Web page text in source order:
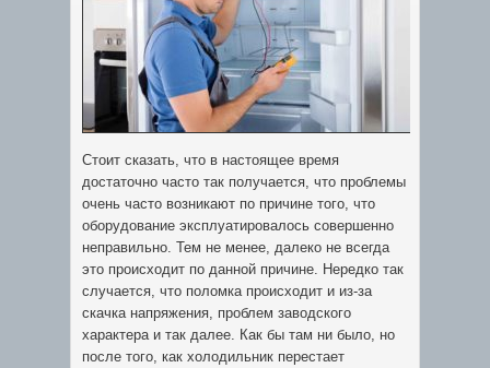
Стоит сказать, что в настоящее время
достаточно часто так получается, что проблемы
очень часто возникают по причине того, что
оборудование эксплуатировалось совершенно
неправильно. Тем не менее, далеко не всегда
это происходит по данной причине. Нередко так
случается, что поломка происходит и из-за
скачка напряжения, проблем заводского
характера и так далее. Как бы там ни было, но
после того, как холодильник перестает